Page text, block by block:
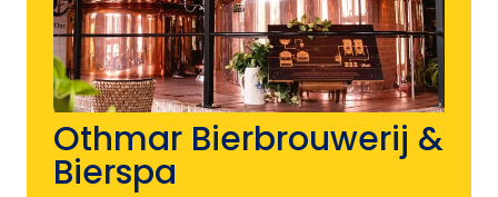
Othmar Bierbrouwerij &
Bierspa